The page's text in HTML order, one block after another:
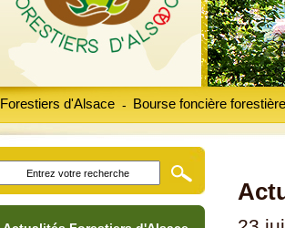
Forestiers d'Alsace Bourse foncière forestière
-